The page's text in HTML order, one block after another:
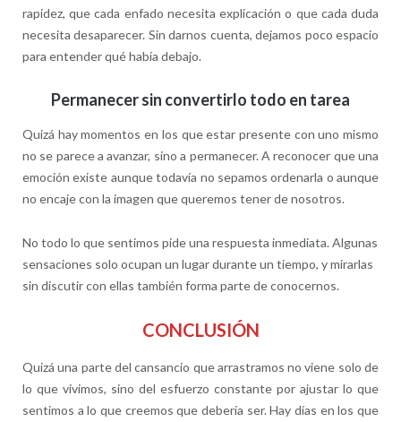
rapidez, que cada enfado necesita explicación o que cada duda
necesita desaparecer. Sin darnos cuenta, dejamos poco espacio
para entender qué había debajo.
Permanecer sin convertirlo todo en tarea
Quizá hay momentos en los que estar presente con uno mismo
no se parece a avanzar, sino a permanecer. A reconocer que una
emoción existe aunque todavía no sepamos ordenarla o aunque
no encaje con la imagen que queremos tener de nosotros.
No todo lo que sentimos pide una respuesta inmediata. Algunas
sensaciones solo ocupan un lugar durante un tiempo, y mirarlas
sin discutir con ellas también forma parte de conocernos.
CONCLUSIÓN
Quizá una parte del cansancio que arrastramos no viene solo de
lo que vivimos, sino del esfuerzo constante por ajustar lo que
sentimos a lo que creemos que debería ser. Hay días en los que